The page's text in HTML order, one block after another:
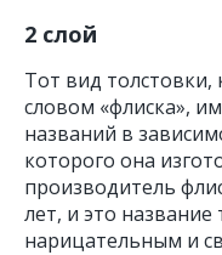
2 слой
Тот вид
словом «флиска»,
названий в
которого она
производитель
лет, и это
нарицательным и